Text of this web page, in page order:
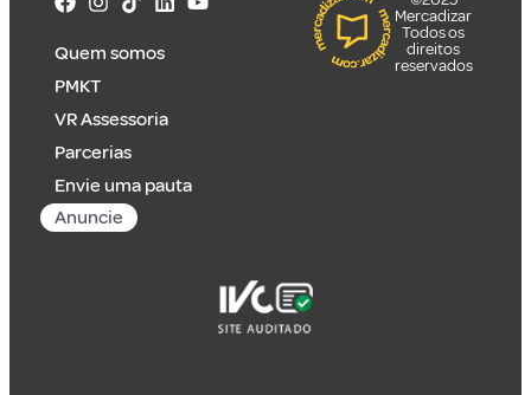
Quem somos
PMKT
VR Assessoria
Parcerias
Envie uma pauta
Anuncie
Mercadizar
Todos os
direitos
reservados